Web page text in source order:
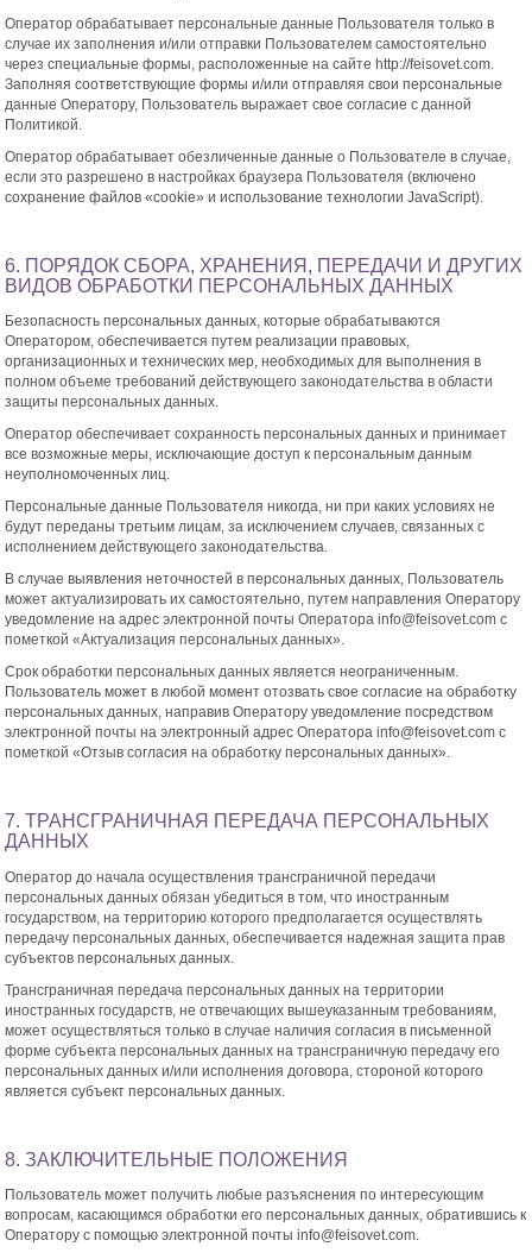
Оператор обрабатывает персональные данные Пользователя только в
случае их заполнения и/или отправки Пользователем самостоятельно
через специальные формы, расположенные на сайте http://feisovet.com.
Заполняя соответствующие формы и/или отправляя свои персональные
данные Оператору, Пользователь выражает свое согласие с данной
Политикой.
Оператор обрабатывает обезличенные данные о Пользователе в случае,
если это разрешено в настройках браузера Пользователя (включено
сохранение файлов «cookie» и использование технологии JavaScript).
6. ПОРЯДОК СБОРА, ХРАНЕНИЯ, ПЕРЕДАЧИ И ДРУГИХ
ВИДОВ ОБРАБОТКИ ПЕРСОНАЛЬНЫХ ДАННЫХ
Безопасность персональных данных, которые обрабатываются
Оператором, обеспечивается путем реализации правовых,
организационных и технических мер, необходимых для выполнения в
полном объеме требований действующего законодательства в области
защиты персональных данных.
Оператор обеспечивает сохранность персональных данных и принимает
все возможные меры, исключающие доступ к персональным данным
неуполномоченных лиц.
Персональные данные Пользователя никогда, ни при каких условиях не
будут переданы третьим лицам, за исключением случаев, связанных с
исполнением действующего законодательства.
В случае выявления неточностей в персональных данных, Пользователь
может актуализировать их самостоятельно, путем направления Оператору
уведомление на адрес электронной почты Оператора info@feisovet.com с
пометкой «Актуализация персональных данных».
Срок обработки персональных данных является неограниченным.
Пользователь может в любой момент отозвать свое согласие на обработку
персональных данных, направив Оператору уведомление посредством
электронной почты на электронный адрес Оператора info@feisovet.com с
пометкой «Отзыв согласия на обработку персональных данных».
7. ТРАНСГРАНИЧНАЯ ПЕРЕДАЧА ПЕРСОНАЛЬНЫХ
ДАННЫХ
Оператор до начала осуществления трансграничной передачи
персональных данных обязан убедиться в том, что иностранным
государством, на территорию которого предполагается осуществлять
передачу персональных данных, обеспечивается надежная защита прав
субъектов персональных данных.
Трансграничная передача персональных данных на территории
иностранных государств, не отвечающих вышеуказанным требованиям,
может осуществляться только в случае наличия согласия в письменной
форме субъекта персональных данных на трансграничную передачу его
персональных данных и/или исполнения договора, стороной которого
является субъект персональных данных.
8. ЗАКЛЮЧИТЕЛЬНЫЕ ПОЛОЖЕНИЯ
Пользователь может получить любые разъяснения по интересующим
вопросам, касающимся обработки его персональных данных, обратившись к
Оператору с помощью электронной почты info@feisovet.com.